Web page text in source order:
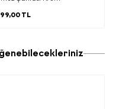
TL
e-postanızı
kişisel